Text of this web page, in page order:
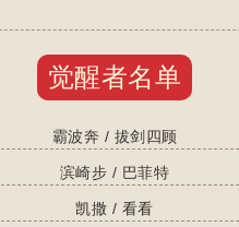
觉醒者名单
霸波奔 / 拔剑四顾
滨崎步 / 巴菲特
凯撒 / 看看